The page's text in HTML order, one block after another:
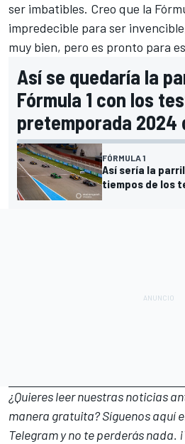
ser imbatibles. Creo que la
impredecible para ser
muy bien, pero es pronto para
Así se quedaría la
Fórmula 1 con los
pretemporada 2024
FÓRMULA 1
Así sería la
tiempos de los
¿Quieres leer nuestras noticias
manera gratuita? Síguenosaquí
Telegramy no te perderás nada.